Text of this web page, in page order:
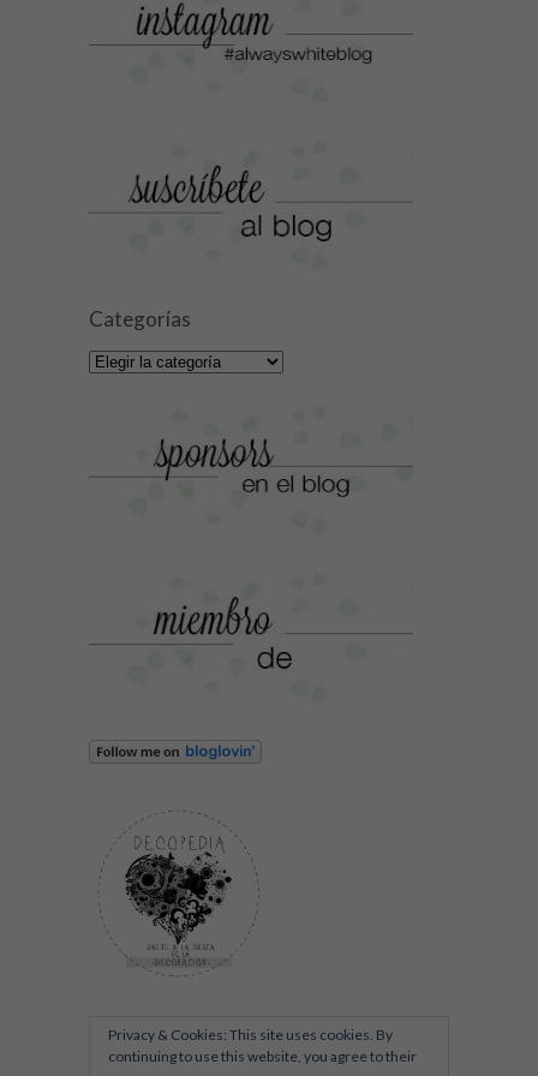
Categorías
Categorías
Privacy & Cookies: This site uses cookies. By
continuing to use this website, you agree to their